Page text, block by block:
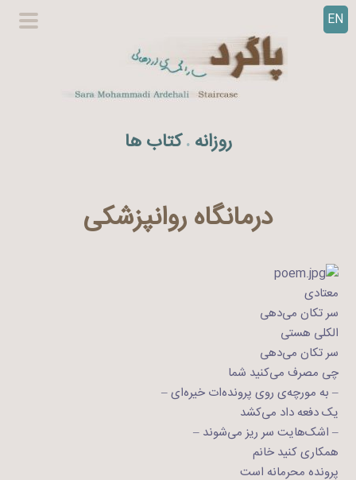
EN
روزانه . کتاب ها
درمانگاه روانپزشکی
معتادی
سر تکان می‌دهی
الکلی هستی
سر تکان می‌دهی
چی مصرف می‌کنید شما
– به مورچه‌ی روی پرونده‌ات خیره‌ای –
یک دفعه داد می‌کشد
– اشک‌هایت سر ریز می‌شوند –
همکاری کنید خانم
پرونده محرمانه است